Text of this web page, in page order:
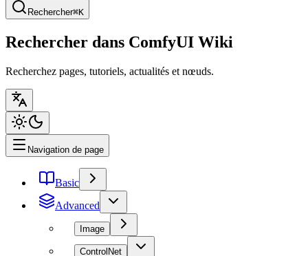
Rechercher⌘K
Rechercher dans ComfyUI Wiki
Recherchez pages, tutoriels, actualités et nœuds.
Navigation de page
Basic
Advanced
Image
ControlNet